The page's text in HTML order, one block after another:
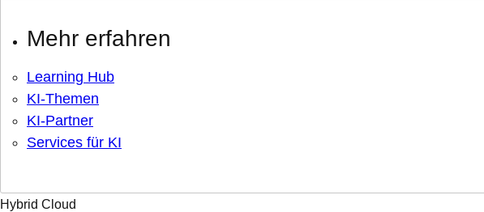
Mehr erfahren
Learning Hub
KI-Themen
KI-Partner
Services für KI
Hybrid Cloud